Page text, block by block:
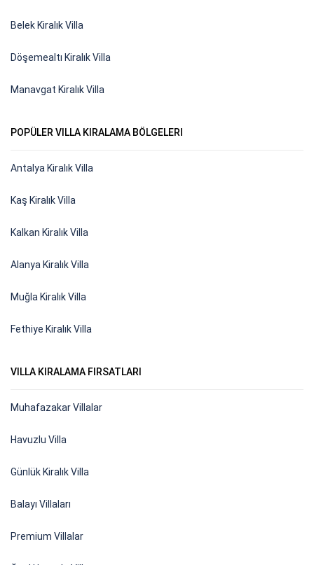
Belek Kiralık Villa
Döşemealtı Kiralık Villa
Manavgat Kiralık Villa
POPÜLER VILLA KIRALAMA BÖLGELERI
Antalya Kiralık Villa
Kaş Kiralık Villa
Kalkan Kiralık Villa
Alanya Kiralık Villa
Muğla Kiralık Villa
Fethiye Kiralık Villa
VILLA KIRALAMA FIRSATLARI
Muhafazakar Villalar
Havuzlu Villa
Günlük Kiralık Villa
Balayı Villaları
Premium Villalar